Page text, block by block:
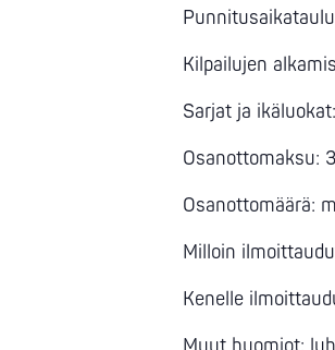
Kilpailujen
Sarjat ja
Osanottomaksu:
Osanottomäärä:
Milloin
Kenelle